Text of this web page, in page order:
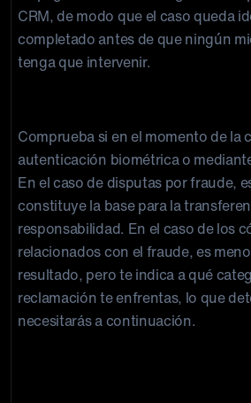
CRM, de modo que el caso queda
completado antes de que ningún
tenga que intervenir.
Comprueba si en el momento de la
autenticación biométrica o
En el caso de disputas por fraude,
constituye la base para la
responsabilidad. En el caso de los
relacionados con el fraude, es
resultado, pero te indica a qué
reclamación te enfrentas, lo que
necesitarás a continuación.